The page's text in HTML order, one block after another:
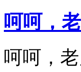
呵呵，
呵呵，